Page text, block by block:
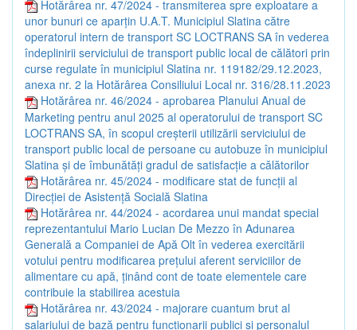
Hotărârea nr. 47/2024 - transmiterea spre exploatare a
unor bunuri ce aparțin U.A.T. Municipiul Slatina către
operatorul intern de transport SC LOCTRANS SA în vederea
îndeplinirii serviciului de transport public local de călători prin
curse regulate în municipiul Slatina nr. 119182/29.12.2023,
anexa nr. 2 la Hotărârea Consiliului Local nr. 316/28.11.2023
Hotărârea nr. 46/2024 - aprobarea Planului Anual de
Marketing pentru anul 2025 al operatorului de transport SC
LOCTRANS SA, în scopul creșterii utilizării serviciului de
transport public local de persoane cu autobuze în municipiul
Slatina și de îmbunătăți gradul de satisfacție a călătorilor
Hotărârea nr. 45/2024 - modificare stat de funcții al
Direcției de Asistență Socială Slatina
Hotărârea nr. 44/2024 - acordarea unui mandat special
reprezentantului Mario Lucian De Mezzo în Adunarea
Generală a Companiei de Apă Olt în vederea exercitării
votului pentru modificarea prețului aferent serviciilor de
alimentare cu apă, ținând cont de toate elementele care
contribuie la stabilirea acestuia
Hotărârea nr. 43/2024 - majorare cuantum brut al
salariului de bază pentru funcționarii publici și personalul